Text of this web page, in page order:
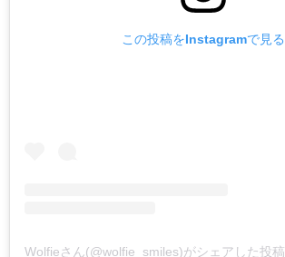
この投稿をInstagramで見る
Wolfieさん(@wolfie_smiles)がシェアした投稿